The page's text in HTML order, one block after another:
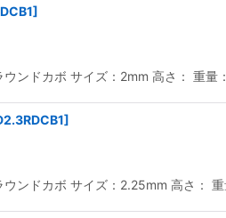
]
ンドカボ サイズ：2mm 高さ： 重
]
ンドカボ サイズ：2.25mm 高さ：